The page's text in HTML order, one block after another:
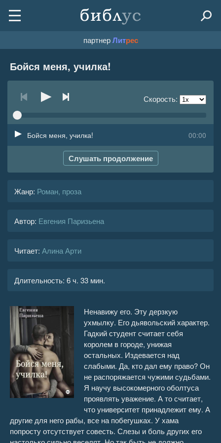
партнерЛитрес
Бойся меня, училка!
Скорость:
00:00
Бойся меня, училка!
Слушать продолжение
Жанр: Роман, проза
Автор: Евгения Паризьена
Читает: Алина Арти
Длительность: 6 ч. 33 мин.
Ненавижу его. Эту дерзкую
ухмылку. Его дьявольский характер.
Гадкий студент считает себя
королем в городе, унижая
остальных. Издевается над
слабыми. Да, кто дал ему право? Он
не распоряжается чужими судьбами.
Я научу высокомерного оболтуса
проявлять уважение. А то считает,
что университет принадлежит ему. А
другие для него рабы, все на побегушках. У хама
попросту отсутствует совесть. Слезы и боль других его